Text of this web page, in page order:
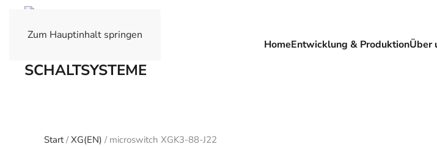
Zum Hauptinhalt springen
HomeEntwicklung & ProduktionÜber
Start/XG(EN) / microswitch XGK3-88-J22